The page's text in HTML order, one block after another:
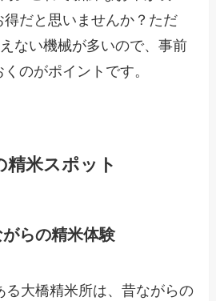
得だと思いませんか？ただ
ない機械が多いので、事前
のがポイントです。
精米スポット
らの精米体験
る大橋精米所は、昔ながらの